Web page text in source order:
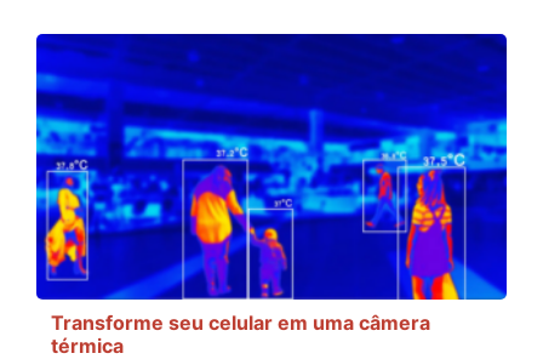
Transforme seu celular em uma câmera
térmica